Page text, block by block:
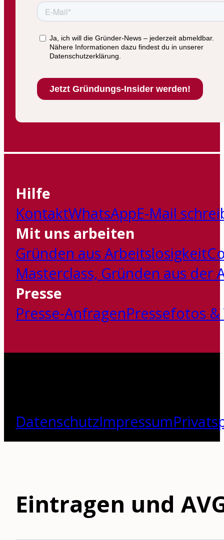
Hilfe
KontaktWhatsAppE-Mail
Mit uns arbeiten
Gründen aus Arbeitslosigkeit
Masterclass‚ Gründen aus der
Presse
Presse-AnfragenPressefotos
DatenschutzImpressum
Eintragen und